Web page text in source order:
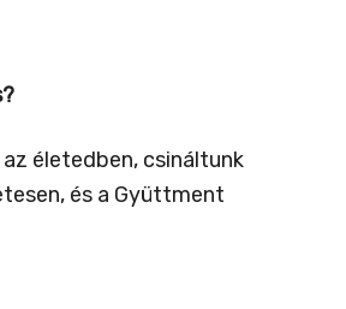
életedben, csináltunk
és a Gyüttment